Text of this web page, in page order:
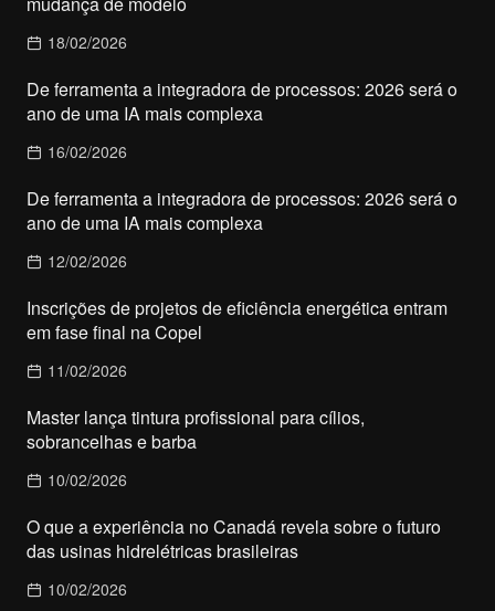
18/02/2026
De ferramenta a integradora de processos: 2026 será o
ano de uma IA mais complexa
16/02/2026
De ferramenta a integradora de processos: 2026 será o
ano de uma IA mais complexa
12/02/2026
Inscrições de projetos de eficiência energética entram
em fase final na Copel
11/02/2026
Master lança tintura profissional para cílios,
sobrancelhas e barba
10/02/2026
O que a experiência no Canadá revela sobre o futuro
das usinas hidrelétricas brasileiras
10/02/2026